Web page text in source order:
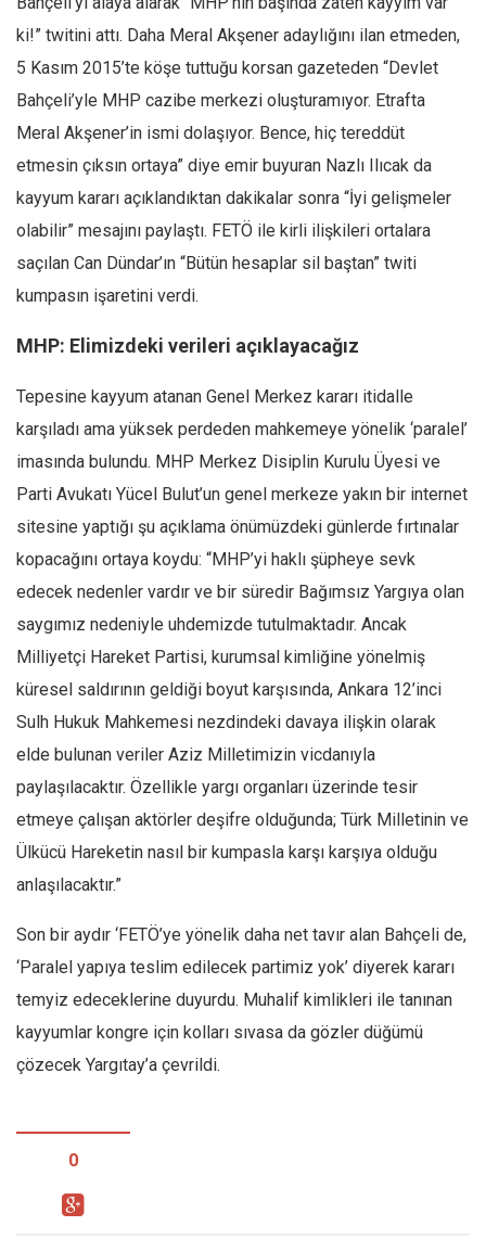
ki!” twitini attı. Daha Meral Akşener adaylığını ilan etmeden,
5 Kasım 2015’te köşe tuttuğu korsan gazeteden “Devlet
Bahçeli’yle MHP cazibe merkezi oluşturamıyor. Etrafta
Meral Akşener’in ismi dolaşıyor. Bence, hiç tereddüt
etmesin çıksın ortaya” diye emir buyuran Nazlı Ilıcak da
kayyum kararı açıklandıktan dakikalar sonra “İyi gelişmeler
olabilir” mesajını paylaştı. FETÖ ile kirli ilişkileri ortalara
saçılan Can Dündar’ın “Bütün hesaplar sil baştan” twiti
kumpasın işaretini verdi.
MHP: Elimizdeki verileri açıklayacağız
Tepesine kayyum atanan Genel Merkez kararı itidalle
karşıladı ama yüksek perdeden mahkemeye yönelik ‘paralel’
imasında bulundu. MHP Merkez Disiplin Kurulu Üyesi ve
Parti Avukatı Yücel Bulut’un genel merkeze yakın bir internet
sitesine yaptığı şu açıklama önümüzdeki günlerde fırtınalar
kopacağını ortaya koydu: “MHP’yi haklı şüpheye sevk
edecek nedenler vardır ve bir süredir Bağımsız Yargıya olan
saygımız nedeniyle uhdemizde tutulmaktadır. Ancak
Milliyetçi Hareket Partisi, kurumsal kimliğine yönelmiş
küresel saldırının geldiği boyut karşısında, Ankara 12’inci
Sulh Hukuk Mahkemesi nezdindeki davaya ilişkin olarak
elde bulunan veriler Aziz Milletimizin vicdanıyla
paylaşılacaktır. Özellikle yargı organları üzerinde tesir
etmeye çalışan aktörler deşifre olduğunda; Türk Milletinin ve
Ülkücü Hareketin nasıl bir kumpasla karşı karşıya olduğu
anlaşılacaktır.”
Son bir aydır ‘FETÖ’ye yönelik daha net tavır alan Bahçeli de,
‘Paralel yapıya teslim edilecek partimiz yok’ diyerek kararı
temyiz edeceklerine duyurdu. Muhalif kimlikleri ile tanınan
kayyumlar kongre için kolları sıvasa da gözler düğümü
çözecek Yargıtay’a çevrildi.
0